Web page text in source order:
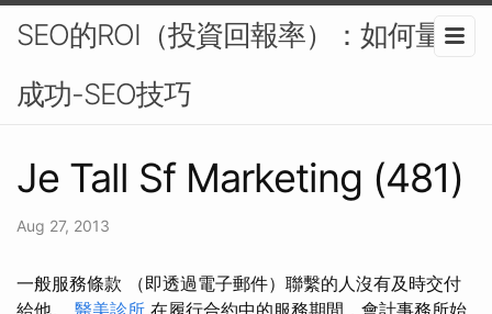
SEO的ROI（投資回報率）：如何量化
成功-SEO技巧
Je Tall Sf Marketing (481)
Aug 27, 2013
一般服務條款 （即透過電子郵件）聯繫的人沒有及時交付
給他。 醫美診所 在履行合約中的服務期間，會計事務所始